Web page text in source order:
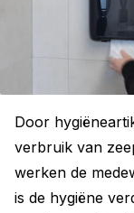
Door
verbruik van
werken de
is de hygiëne